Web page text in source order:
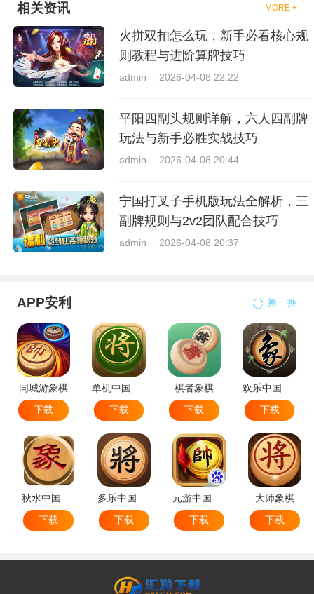
相关资讯 MORE +
火拼双扣怎么玩，新手必看核心规
则教程与进阶算牌技巧
admin 2026-04-08 22:22
平阳四副头规则详解，六人四副牌
玩法与新手必胜实战技巧
admin 2026-04-08 20:44
宁国打叉子手机版玩法全解析，三
副牌规则与2v2团队配合技巧
admin 2026-04-08 20:37
APP安利 换一换
同城游象棋
下载
单机中国象棋
下载
棋者象棋
下载
欢乐中国象棋
下载
秋水中国象棋
下载
多乐中国象棋
下载
元游中国象棋
下载
大师象棋
下载